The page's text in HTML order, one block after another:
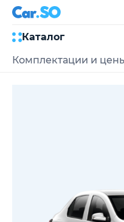
Каталог
8 800
с 08:00 по
Комплектации и